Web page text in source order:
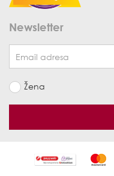
Newsletter
Žena